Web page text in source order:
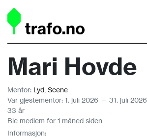
Mari Hovde
Mentor: Lyd Scene
Var gjestementor: 1. juli 2026 — 31. juli 2026
33 år
Ble medlem for 1 måned siden
Informasjon: